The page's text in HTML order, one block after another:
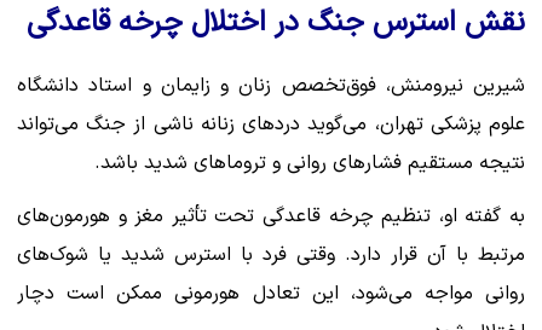
نقش استرس جنگ در اختلال چرخه قاعدگی
شیرین نیرومنش، فوق‌تخصص زنان و زایمان و استاد دانشگاه
علوم پزشکی تهران، می‌گوید دردهای زنانه ناشی از جنگ می‌تواند
نتیجه مستقیم فشارهای روانی و تروماهای شدید باشد.
به گفته او، تنظیم چرخه قاعدگی تحت تأثیر مغز و هورمون‌های
مرتبط با آن قرار دارد. وقتی فرد با استرس شدید یا شوک‌های
روانی مواجه می‌شود، این تعادل هورمونی ممکن است دچار